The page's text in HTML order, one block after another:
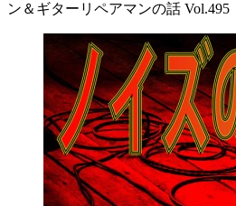
ン＆ギターリペアマンの話 Vol.495